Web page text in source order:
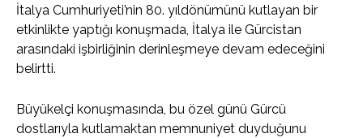
İtalya Cumhuriyeti’nin 80. yıldönümünü kutlayan bir
etkinlikte yaptığı konuşmada, İtalya ile Gürcistan
arasındaki işbirliğinin derinleşmeye devam edeceğini
belirtti.
Büyükelçi konuşmasında, bu özel günü Gürcü
dostlarıyla kutlamaktan memnuniyet duyduğunu